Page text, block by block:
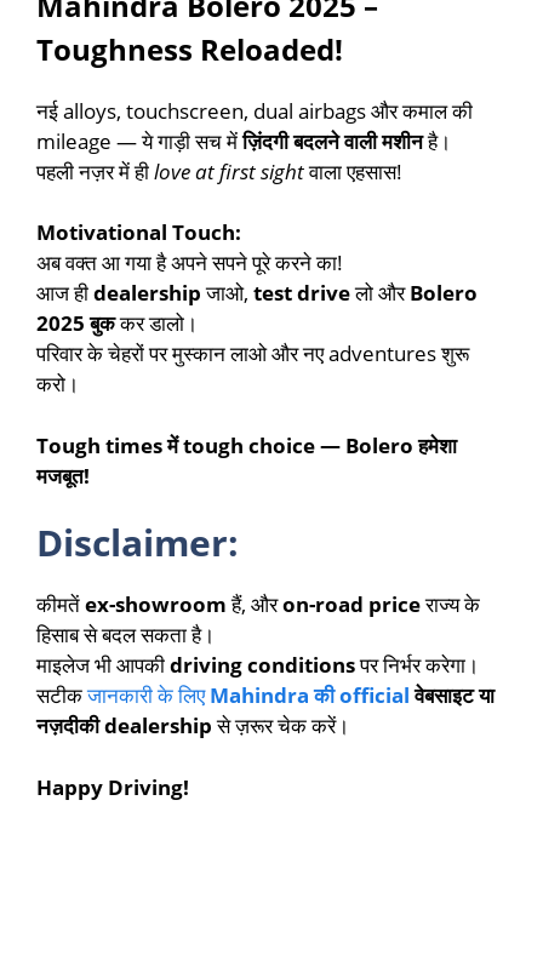
Toughness Reloaded!
नई alloys, touchscreen, dual airbags और कमाल की
mileage — ये गाड़ी सच मेंज़िंदगी बदलने वाली मशीनहै।
पहली नज़र में हीlove at first sightवाला एहसास!
Motivational Touch:
अब वक्त आ गया है अपने सपने पूरे करने का!
आज हीdealershipजाओ, test driveलो औरBolero
2025 बुककर डालो।
परिवार के चेहरों पर मुस्कान लाओ और नए adventures शुरू
करो।
Tough times में tough choice — Bolero हमेशा
मजबूत!
Disclaimer:
कीमतेंex-showroomहैं, औरon-road priceराज्य के
हिसाब से बदल सकता है।
माइलेज भी आपकीdriving conditionsपर निर्भर करेगा।
सटीकजानकारी के लिएMahindra की officialवेबसाइट या
नज़दीकी dealershipसे ज़रूर चेक करें।
Happy Driving!